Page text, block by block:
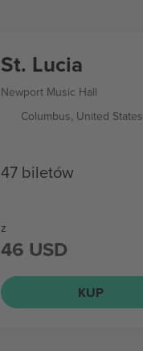
St. Lucia
Newport Music Hall
Columbus, United States
47 biletów
z
46 USD
KUP